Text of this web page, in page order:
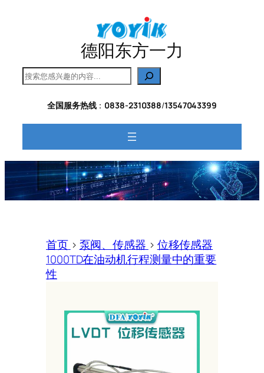
德阳东方一力
搜
索
全国服务热线： 0838-2310388/13547043399
首页 > 泵阀、传感器 > 位移传感器
1000TD在油动机行程测量中的重要
性